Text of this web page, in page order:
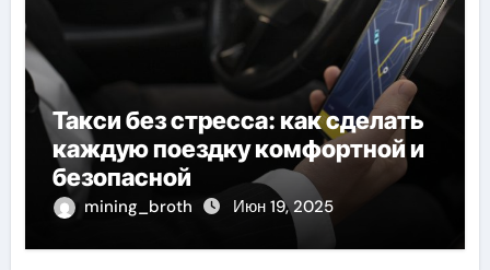
Такси без стресса: как сделать
каждую поездку комфортной и
безопасной
mining_broth Июн 19, 2025